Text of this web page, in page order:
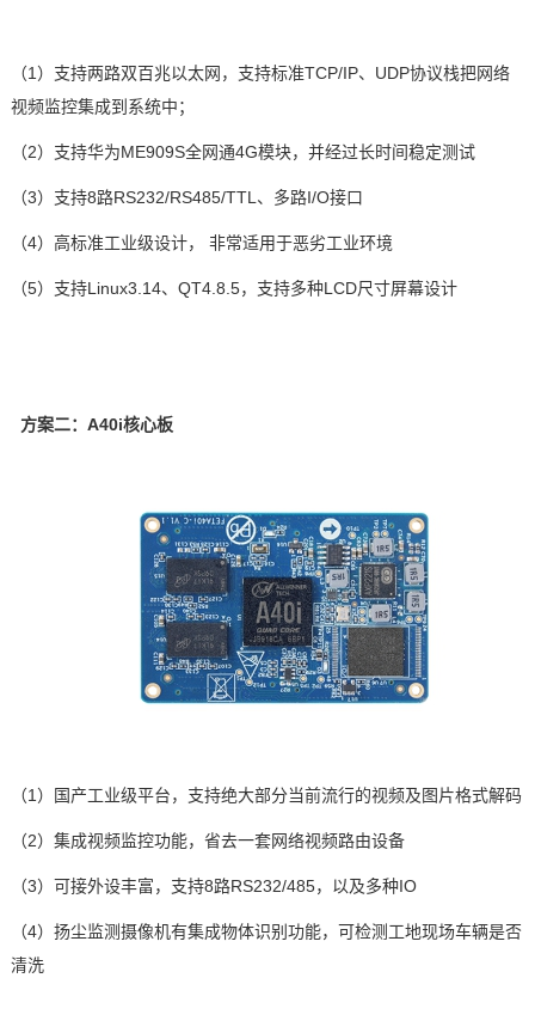
（1）支持两路双百兆以太网，支持标准TCP/IP、 UDP协议栈把网络
视频监控集成到系统中；
（2） 支持华为ME909S全网通4G模块，并经过长时间稳定测试
（3） 支持8路RS232/RS485/TTL 、 多路I/O接口
（4）高标准工业级设计， 非常适用于恶劣工业环境
（5） 支持Linux3.14、 QT4.8.5，支持多种LCD尺寸屏幕设计
方案二： A40i核心板
（1）国产工业级平台，支持绝大部分当前流行的视频及图片格式解码
（2）集成视频监控功能，省去一套网络视频路由设备
（3）可接外设丰富，支持8路RS232/485，以及多种IO
（4）扬尘监测摄像机有集成物体识别功能，可检测工地现场车辆是否
清洗